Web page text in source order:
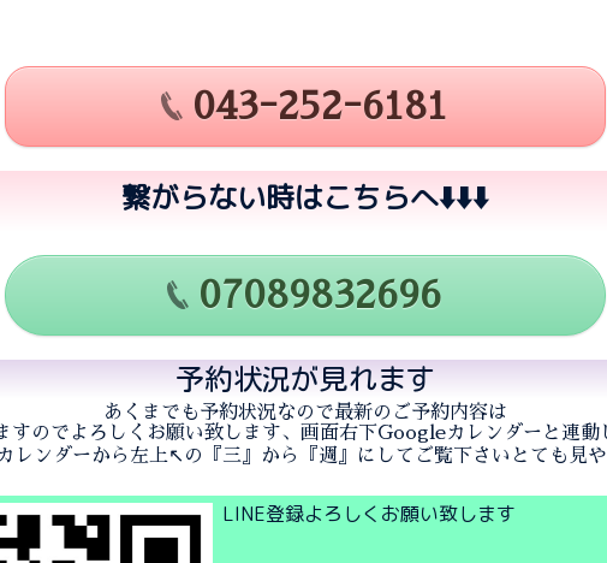
043ｰ252ｰ6181
繋がらない時はこちらへ⬇️⬇️⬇️
07089832696
予約状況が見れます
あくまでも予約状況なので最新のご予約内容は
すのでよろしくお願い致します、画面右下Googleカレンダーと連動
レンダーから左上↖️の『三』から『週』にしてご覧下さいとても見
LINE登録よろしくお願い致します